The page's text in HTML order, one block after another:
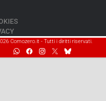
Comozero.it - Tutti i diritti riservati.